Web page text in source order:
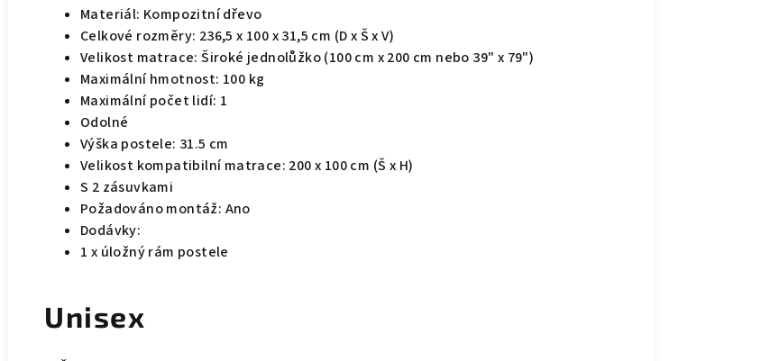
Materiál: Kompozitní dřevo
Celkové rozměry: 236,5 x 100 x 31,5 cm (D x Š x V)
Velikost matrace: Široké jednolůžko (100 cm x 200 cm nebo 39" x 79")
Maximální hmotnost: 100 kg
Maximální počet lidí: 1
Odolné
Výška postele: 31.5 cm
Velikost kompatibilní matrace: 200 x 100 cm (Š x H)
S 2 zásuvkami
Požadováno montáž: Ano
Dodávky:
1 x úložný rám postele
Unisex